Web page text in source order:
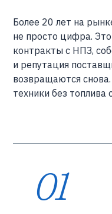
Более 20 лет на
не просто цифра.
контракты с НПЗ,
и репутация
возвращаются
техники без
01